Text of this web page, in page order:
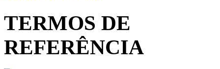
TERMOS DE
REFERÊNCIA